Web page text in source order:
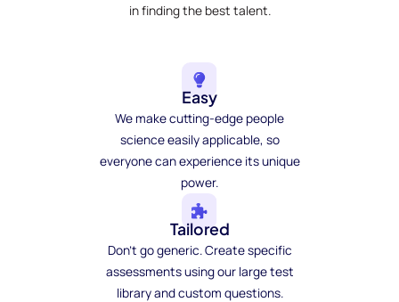
in finding the best talent.
Easy
We make cutting-edge people
science easily applicable, so
everyone can experience its unique
power.
Tailored
Don't go generic. Create specific
assessments using our large test
library and custom questions.